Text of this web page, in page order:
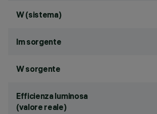
W (sistema)
lm sorgente
W sorgente
Efficienza luminosa
(valore reale)